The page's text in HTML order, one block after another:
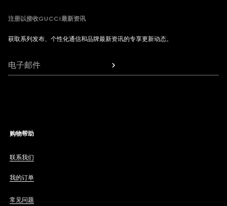
注册以接收GUCCI最新资讯
获取系列发布、个性化通信和品牌最新资讯的专享更新动态。
电子邮件
购物帮助
联系我们
我的订单
常见问题